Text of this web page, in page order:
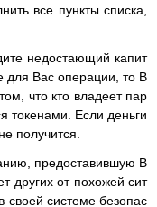
все пункты списка,
недостающий капит
для Вас операции, то В
что кто владеет пар
токенами. Если деньги
получится.
предоставившую В
других от похожей сит
системе безопас